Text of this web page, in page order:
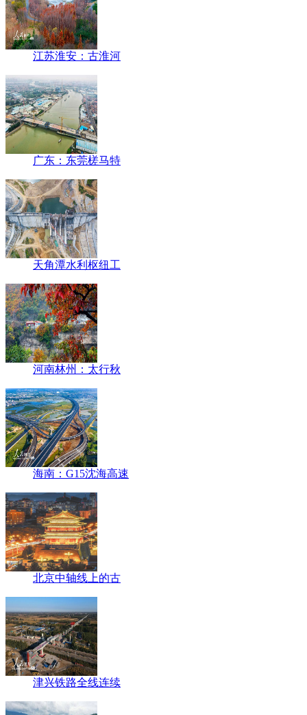
江苏淮安：古淮河
广东：东莞槎马特
天角潭水利枢纽工
河南林州：太行秋
海南：G15沈海高速
北京中轴线上的古
津兴铁路全线连续